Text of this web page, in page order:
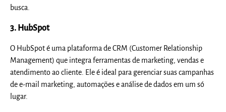
busca.
3. HubSpot
O HubSpot é uma plataforma de CRM (Customer Relationship
Management) que integra ferramentas de marketing, vendas e
atendimento ao cliente. Ele é ideal para gerenciar suas campanhas
de e-mail marketing, automações e análise de dados em um só
lugar.